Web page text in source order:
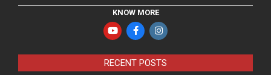
KNOW MORE
RECENT POSTS